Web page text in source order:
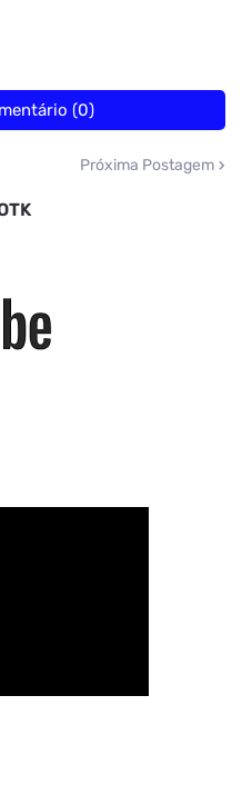
(0)
Próxima Postagem